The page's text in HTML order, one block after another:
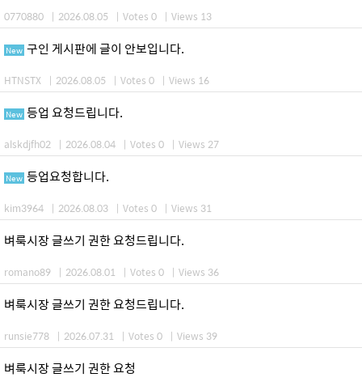
0770880 | 2026.08.05 | Votes 0 | Views 13
New 구인 게시판에 글이 안보입니다.
HTNSTX | 2026.08.05 | Votes 0 | Views 16
New 등업 요청드립니다.
alskdjfh02 | 2026.08.04 | Votes 0 | Views 27
New 등업요청합니다.
kim3964 | 2026.08.03 | Votes 0 | Views 31
벼룩시장 글쓰기 권한 요청드립니다.
romano89 | 2026.08.01 | Votes 0 | Views 36
벼룩시장 글쓰기 권한 요청드립니다.
runsie778 | 2026.07.31 | Votes 0 | Views 39
벼룩시장 글쓰기 권한 요청